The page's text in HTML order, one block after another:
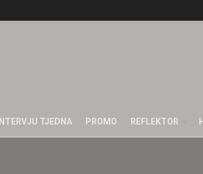
INTERVJU TJEDNA PROMO REFLEKTOR